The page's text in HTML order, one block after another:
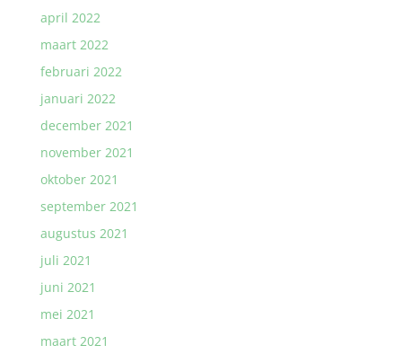
april 2022
maart 2022
februari 2022
januari 2022
december 2021
november 2021
oktober 2021
september 2021
augustus 2021
juli 2021
juni 2021
mei 2021
maart 2021